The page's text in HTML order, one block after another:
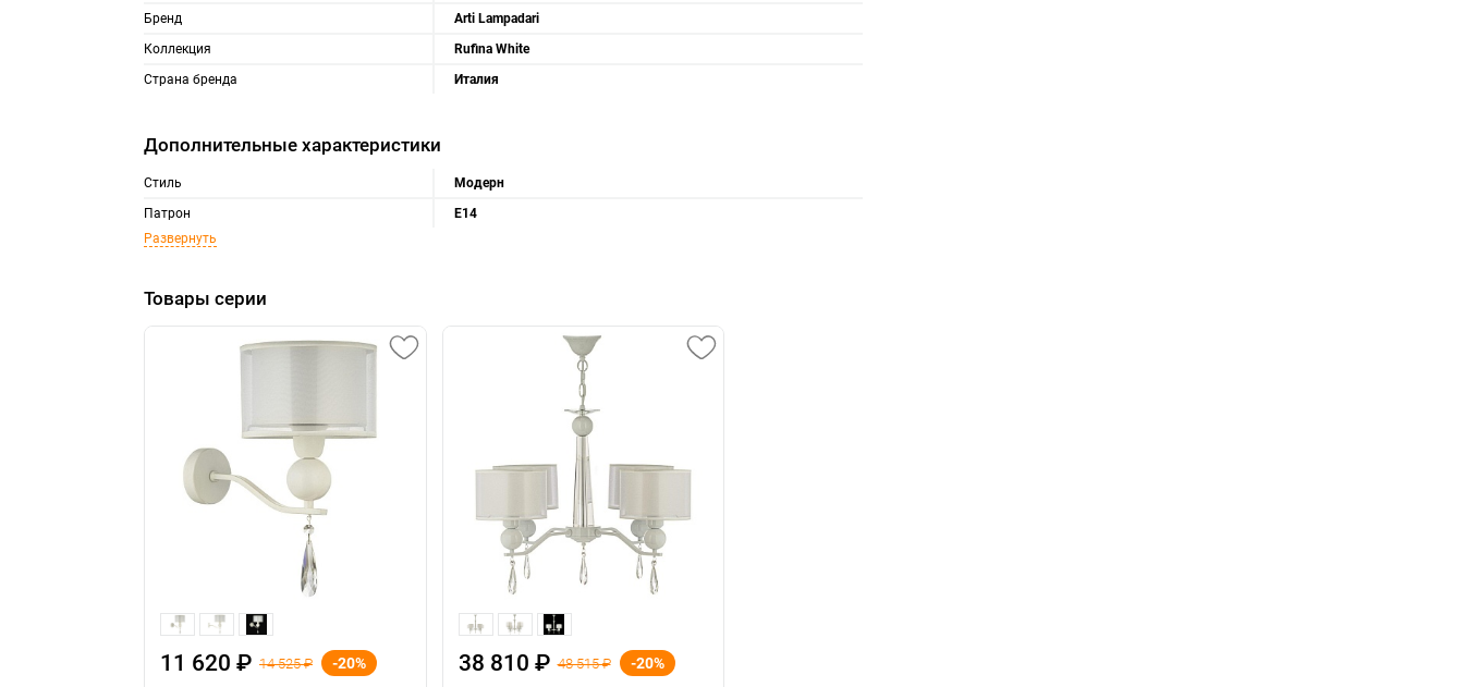
Бренд
Arti Lampadari
Коллекция
Rufina White
Страна бренда
Италия
Дополнительные характеристики
Стиль
Модерн
Патрон
E14
Развернуть
Товары серии
11 620 ₽ 14 525 ₽ -20% 38 810 ₽ 48 515 ₽ -20%